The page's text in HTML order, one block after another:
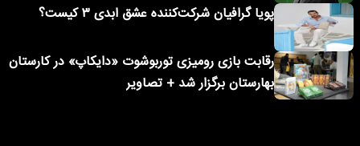
پویا گرافیان شرکت‌کننده عشق ابدی ۳ کیست؟
رقابت بازی رومیزی توربوشوت «دایکاپ» در کارستان
بهارستان برگزار شد + تصاویر